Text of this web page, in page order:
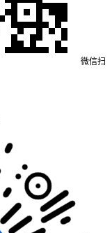
微信扫